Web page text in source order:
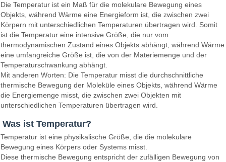
Die Temperatur ist ein Maß für die molekulare Bewegung eines
Objekts, während Wärme eine Energieform ist, die zwischen zwei
Körpern mit unterschiedlichen Temperaturen übertragen wird. Somit
ist die Temperatur eine intensive Größe, die nur vom
thermodynamischen Zustand eines Objekts abhängt, während Wärme
eine umfangreiche Größe ist, die von der Materiemenge und der
Temperaturschwankung abhängt.
Mit anderen Worten: Die Temperatur misst die durchschnittliche
thermische Bewegung der Moleküle eines Objekts, während Wärme
die Energiemenge misst, die zwischen zwei Objekten mit
unterschiedlichen Temperaturen übertragen wird.
Was ist Temperatur?
Temperatur ist eine physikalische Größe, die die molekulare
Bewegung eines Körpers oder Systems misst.
Diese thermische Bewegung entspricht der zufälligen Bewegung von